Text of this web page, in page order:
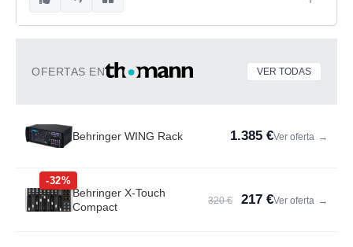
OFERTAS EN VER TODAS
Behringer WING Rack 1.385 €Ver oferta →
-32%
Behringer X-Touch
Compact
320 € 217 €Ver oferta →